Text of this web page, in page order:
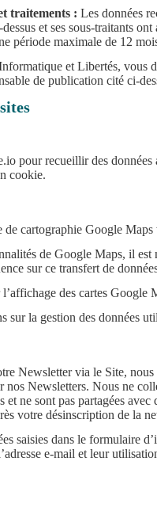
traitements : Les données
et ses sous-traitants
période maximale de 12
et Libertés, vous
de publication cité ci-
pour recueillir des données
cookie.
de cartographie Google
de Google Maps, il est
sur ce transfert de
des cartes
sur la gestion des données
Newsletter via le Site,
nos Newsletters. Nous ne
et ne sont pas partagées
votre désinscription de la
saisies dans le formulaire
e-mail et leur